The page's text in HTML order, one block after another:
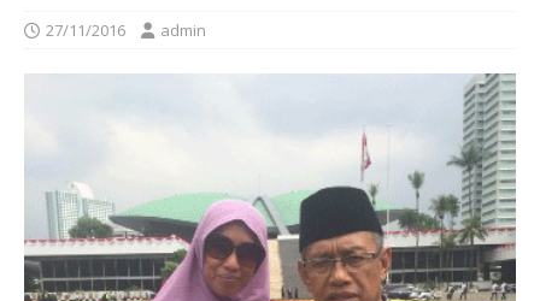
27/11/2016 admin